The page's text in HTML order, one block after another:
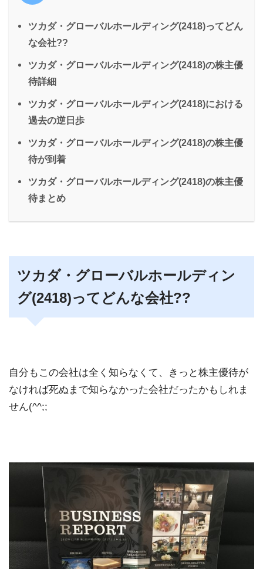
ツカダ・グローバルホールディング(2418)ってどん
な会社??
ツカダ・グローバルホールディング(2418)の株主優
待詳細
ツカダ・グローバルホールディング(2418)における
過去の逆日歩
ツカダ・グローバルホールディング(2418)の株主優
待が到着
ツカダ・グローバルホールディング(2418)の株主優
待まとめ
ツカダ・グローバルホールディン
グ(2418)ってどんな会社??
自分もこの会社は全く知らなくて、きっと株主優待が
なければ死ぬまで知らなかった会社だったかもしれま
せん(^^;;